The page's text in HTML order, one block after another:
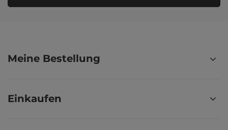
Meine Bestellung
Einkaufen